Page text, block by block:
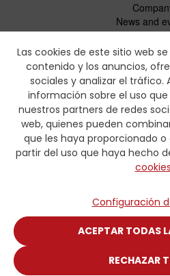
Las cookies de este sitio web
contenido y los anuncios,
sociales y analizar el
información sobre el uso
nuestros partners de redes
web, quienes pueden
que les haya proporcionado
partir del uso que haya hecho
cookies
Configuración
ACEPTAR TODAS
RECHAZAR
News and
Code of
Social
CbC
Price lists and
Crimping
Hydraulic
Contact
© COPYRIGHT 2025 DISTRIBUIDORA